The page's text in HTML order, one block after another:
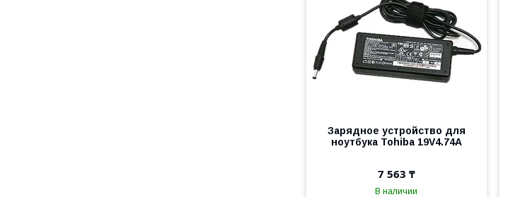
Зарядное устройство для
ноутбука Tohiba 19V4.74A
7 563 ₸
В наличии